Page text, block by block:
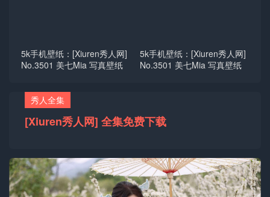
5k手机壁纸：[Xiuren秀人网]
No.3501 美七Mia 写真壁纸
5k手机壁纸：[Xiuren秀人网]
No.3501 美七Mia 写真壁纸
秀人全集
[Xiuren秀人网] 全集免费下载